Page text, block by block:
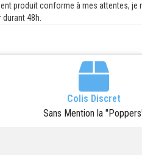
je suis satisfait de la relation client
rapport qualité prix est très correct
Colis Discret
Sans Mention la